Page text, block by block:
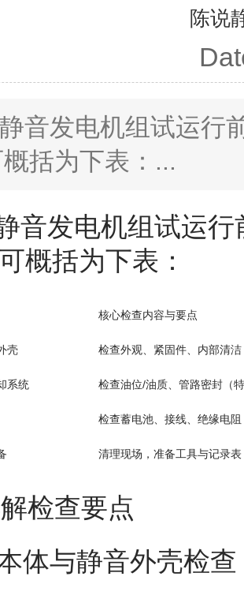
陈说
静音发电机组试运行
括为下表：...
音发电机组试运
概括为下表：
核心检查内容与要点
壳 检查外观、紧固件、内部清
系统 检查油位/油质、管路密封（
检查蓄电池、接线、绝缘电
清理现场，准备工具与记录
检查要点
体与静音外壳检查